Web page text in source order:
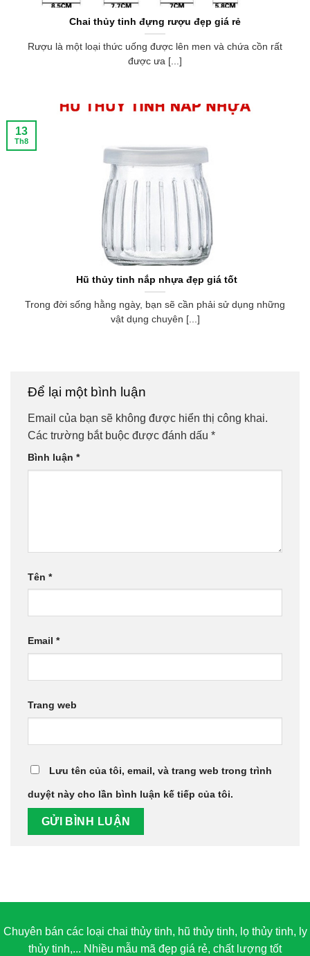
Chai thủy tinh đựng rượu đẹp giá rẻ
Rượu là một loại thức uống được lên men và chứa cồn rất
được ưa [...]
Hũ thủy tinh nắp nhựa đẹp giá tốt
Trong đời sống hằng ngày, bạn sẽ cần phải sử dụng những
vật dụng chuyên [...]
13
Th8
Để lại một bình luận
Email của bạn sẽ không được hiển thị công khai.
Các trường bắt buộc được đánh dấu *
Bình luận *
Tên *
Email *
Trang web
Lưu tên của tôi, email, và trang web trong trình
duyệt này cho lần bình luận kế tiếp của tôi.
Chuyên bán các loại chai thủy tinh, hũ thủy tinh, lọ thủy tinh, ly
thủy tinh,... Nhiều mẫu mã đẹp giá rẻ, chất lượng tốt